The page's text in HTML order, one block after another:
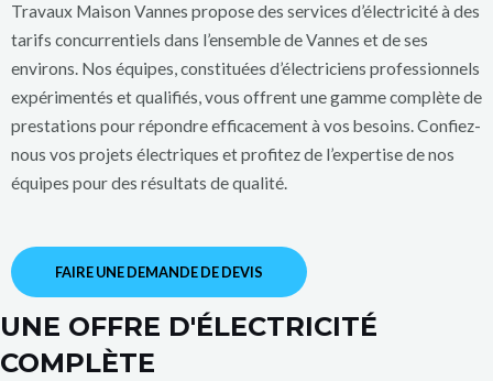
Travaux Maison Vannes propose des services d’électricité à des
tarifs concurrentiels dans l’ensemble de Vannes et de ses
environs. Nos équipes, constituées d’électriciens professionnels
expérimentés et qualifiés, vous offrent une gamme complète de
prestations pour répondre efficacement à vos besoins. Confiez-
nous vos projets électriques et profitez de l’expertise de nos
équipes pour des résultats de qualité.
FAIRE UNE DEMANDE DE DEVIS
UNE OFFRE D'ÉLECTRICITÉ
COMPLÈTE